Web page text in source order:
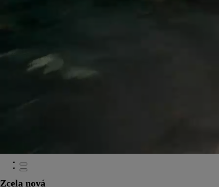
Zcela nová